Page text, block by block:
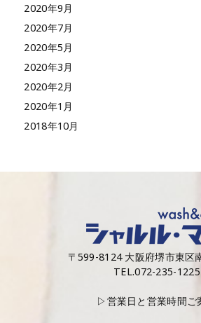
2020年9月
2020年7月
2020年5月
2020年3月
2020年2月
2020年1月
2018年10月
〒599-8124 大阪府堺市東区
TEL.072-235-1225
▷営業日と営業時間ご